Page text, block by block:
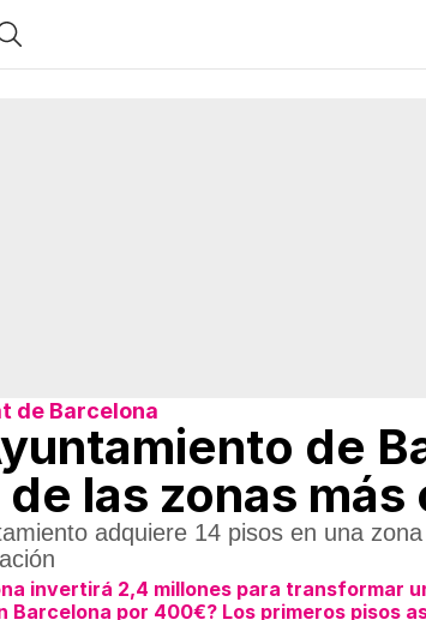
de Barcelona
de
de las zonas
adquiere 14 pisos en una
invertirá 2,4 millones para transformar
Barcelona por 400€? Los primeros pisos